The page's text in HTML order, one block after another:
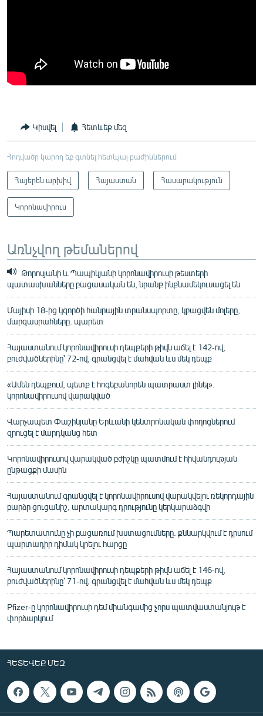
Կիսվել Հետևեք մեզ
Հոդվածը կարող եք գտնել հետևյալ բաժիններում
Հայերեն արխիվ Հայաստան Հասարակություն
Կորոնավիրուս
Առնչվող թեմաներով
Թորոսյանի և Պապիկյանի կորոնավիրուսի թեստերի
պատասխանները բացասական են, նրանք ինքնամեկուսացել են
Մայիսի 18-ից կգործի հանրային տրանսպորտը, կբացվեն մոլերը,
մարզասրահները. պարետ
Հայաստանում կորոնավիրուսի դեպքերի թիվն աճել է 142-ով,
բուժվածներինը՝ 72-ով, գրանցվել է մահվան ևս մեկ դեպք
«Ամեն դեպքում, պետք է հոգեբանորեն պատրաստ լինել».
կորոնավիրուսով վարակված
Վարչապետ Փաշինյանը Երևանի կենտրոնական փողոցներում
զրուցել է մարդկանց հետ
Կորոնավիրուսով վարակված բժիշկը պատմում է հիվանդության
ընթացքի մասին
Հայաստանում գրանցվել է կորոնավիրուսով վարակվելու ռեկորդային
բարձր ցուցանիշ, արտակարգ դրությունը կերկարաձգվի
Պարետատունը չի բացառում խստացումները. քննարկվում է դրսում
պարտադիր դիմակ կրելու հարցը
Հայաստանում կորոնավիրուսի դեպքերի թիվն աճել է 146-ով,
բուժվածներինը՝ 71-ով, գրանցվել է մահվան ևս մեկ դեպք
Pfizer-ը կորոնավիրուսի դեմ միանգամից չորս պատվաստանյութ է
փորձարկում
ՀԵՏԵՎԵՔ ՄԵԶ